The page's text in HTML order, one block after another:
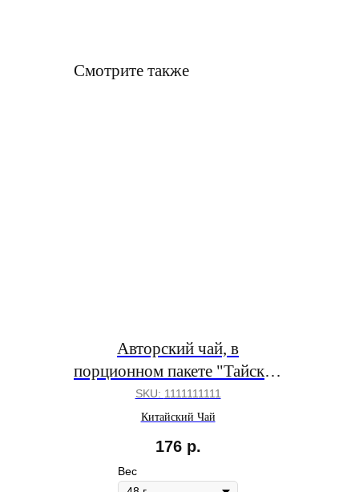
Смотрите также
Авторский чай, в
порционном пакете "Тайский
с ананасом"
SKU: 1111111111
Китайский Чай
176 р.
Вес